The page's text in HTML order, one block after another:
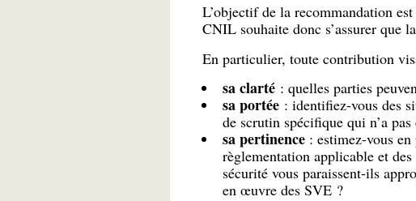
L’objectif de la recommandation
CNIL souhaite donc s’assurer que
En particulier, toute contribution
sa clarté: quelles parties
sa portée: identifiez-vous des
de scrutin spécifique qui n’a
sa pertinence : estimez-vous
règlementation applicable et
sécurité vous paraissent-ils
en œuvre des SVE ?